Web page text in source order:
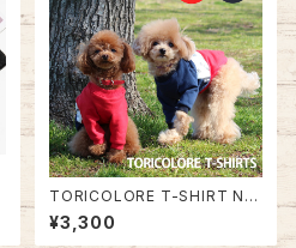
TORICOLORE T-SHIRT NJ
20AW0104
¥3,300